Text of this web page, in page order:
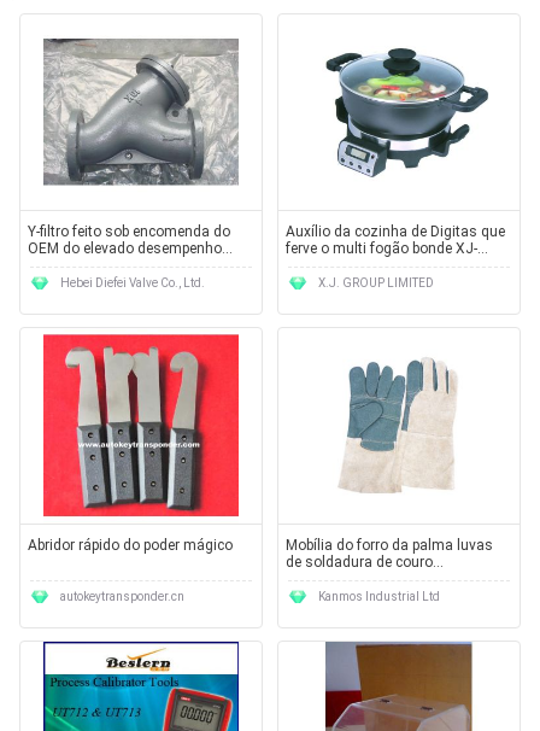
Y-filtro feito sob encomenda do
OEM do elevado desempenho
para remover as impurezas do
meio
Hebei Diefei Valve Co., Ltd.
Auxílio da cozinha de Digitas que
ferve o multi fogão bonde XJ-
9K108
X.J. GROUP LIMITED
Abridor rápido do poder mágico
autokeytransponder.cn
Mobília do forro da palma luvas
de soldadura de couro
remendadas reforçadas da meia
11101-1Kanmos Industrial Ltd